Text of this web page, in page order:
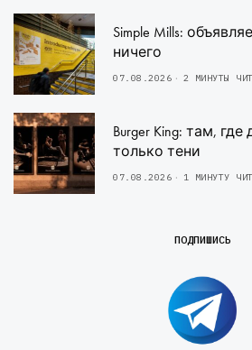
Simple Mills:
ничего
07.08.2026 2 МИНУТЫ
Burger King: там,
только тени
07.08.2026 1 МИНУТУ
ПОДПИШИСЬ